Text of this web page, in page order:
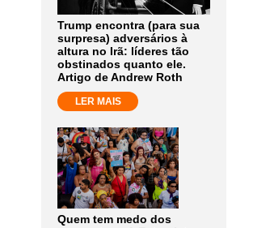
Trump encontra (para sua
surpresa) adversários à
altura no Irã: líderes tão
obstinados quanto ele.
Artigo de Andrew Roth
LER MAIS
Quem tem medo dos